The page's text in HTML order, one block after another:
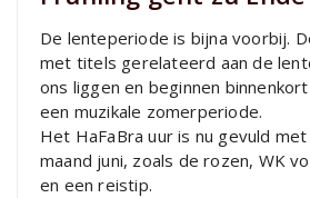
De lenteperiode is bijna voorbij.
met titels gerelateerd aan de
ons liggen en beginnen
een muzikale zomerperiode.
Het HaFaBra uur is nu gevuld
maand juni, zoals de rozen, WK
en een reistip.